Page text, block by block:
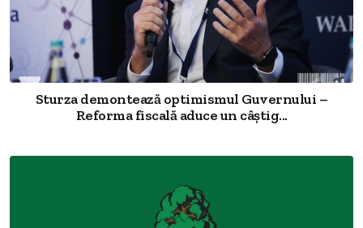
Sturza demontează optimismul Guvernului –
Reforma fiscală aduce un câștig...